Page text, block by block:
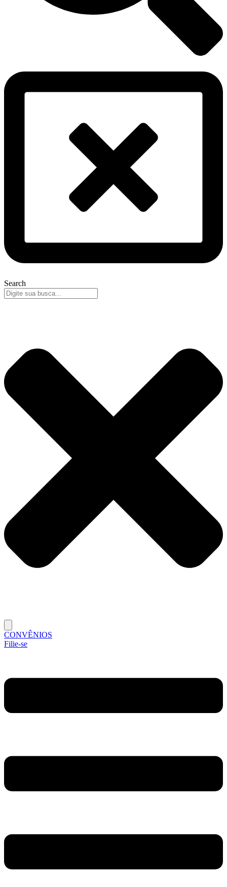
Search
CONVÊNIOS
Filie-se